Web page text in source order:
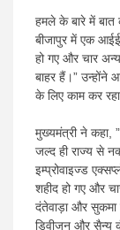
हमले के बारे में
बीजापुर में एक
हो गए और चार
बाहर हैं।”
के लिए काम कर
मुख्यमंत्री ने कहा,
जल्द ही राज्य से
इम्प्रोवाइज्ड
शहीद हो गए और
दंतेवाड़ा और सुकमा
डिवीजन और सैन्य